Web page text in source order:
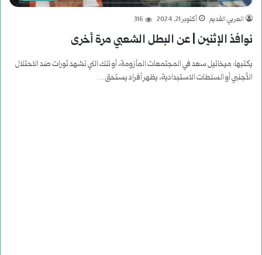
العربي القديم أكتوبر 21, 2024 316
نوافذ الإثنين | عن البطل الشعبي مرة أخرى
يكتبها: ميخائيل سعد في المجتمعات المأزومة، أو تلك التي تشهد ثورات ضد الاحتلال
الأجنبي أو السلطات الاستبدادية، يظهر أفراد يستحق…